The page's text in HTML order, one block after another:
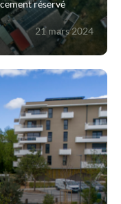
réservé
21 mars 2024